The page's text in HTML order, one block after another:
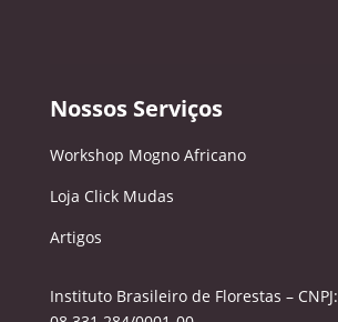
Nossos Serviços
Workshop Mogno Africano
Loja Click Mudas
Artigos
Instituto Brasileiro de Florestas – CNPJ: